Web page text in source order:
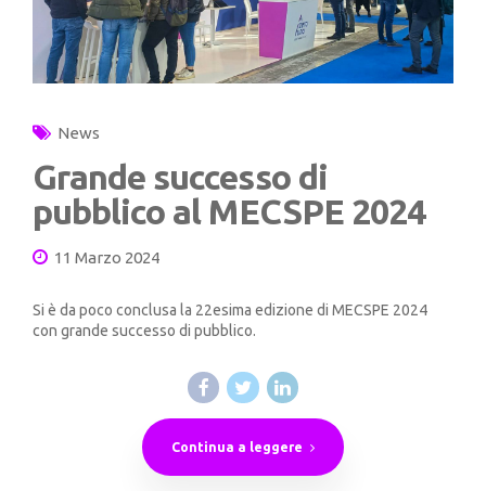
News
Grande successo di
pubblico al MECSPE 2024
11 Marzo 2024
Si è da poco conclusa la 22esima edizione di MECSPE 2024
con grande successo di pubblico.
Continua a leggere